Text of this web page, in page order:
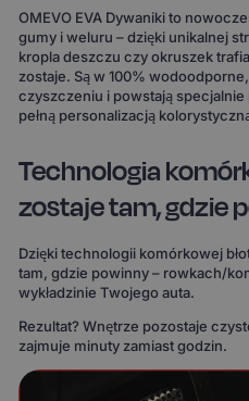
OMEVO EVA Dywaniki to
gumy i weluru – dzięki unikalnej
kropla deszczu czy okruszek
zostaje. Są w 100%
czyszczeniu i powstają
pełną personalizacją
Technologia
zostaje tam, gdzie
Dzięki technologii komórkowej
tam, gdzie powinny – rowkach/
wykładzinie Twojego auta.
Rezultat? Wnętrze pozostaje
zajmuje minuty zamiast godzin.